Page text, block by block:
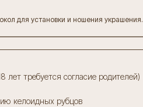
для установки и ношения украшения.
лет требуется согласие родителей)
келоидных рубцов